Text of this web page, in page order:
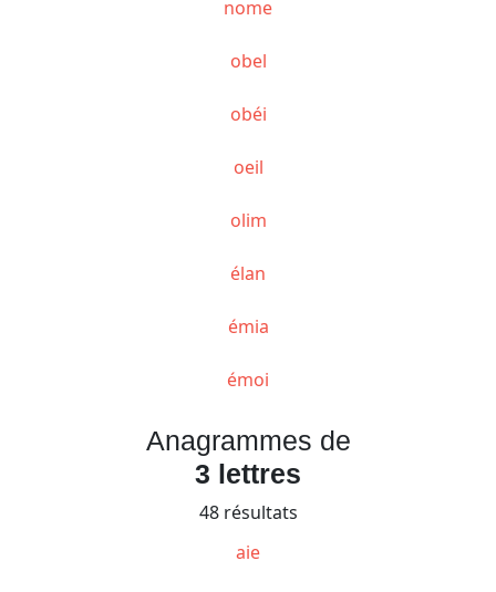
nome
obel
obéi
oeil
olim
élan
émia
émoi
Anagrammes de
3 lettres
48 résultats
aie